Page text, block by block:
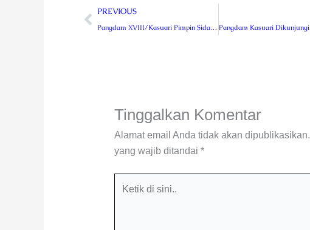
Prev
PREVIOUS
Pangdam XVIII/Kasuari Pimpin Sidang Parade Catar Akmil TA 2022
Tinggalkan Komentar
Alamat email Anda tidak akan dipublikasikan.
yang wajib ditandai *